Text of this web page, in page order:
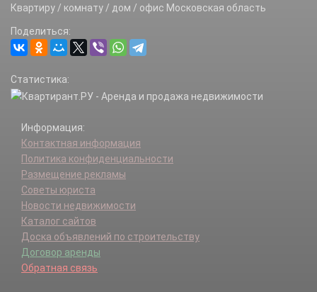
Квартиру / комнату / дом / офис Московская область
Поделиться:
Статистика:
Информация:
Контактная информация
Политика конфиденциальности
Размещение рекламы
Советы юриста
Новости недвижимости
Каталог сайтов
Доска объявлений по строительству
Договор аренды
Обратная связь